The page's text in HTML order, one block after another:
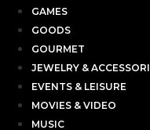
GAMES
GOODS
GOURMET
JEWELRY &
EVENTS & LEISURE
MOVIES & VIDEO
MUSIC